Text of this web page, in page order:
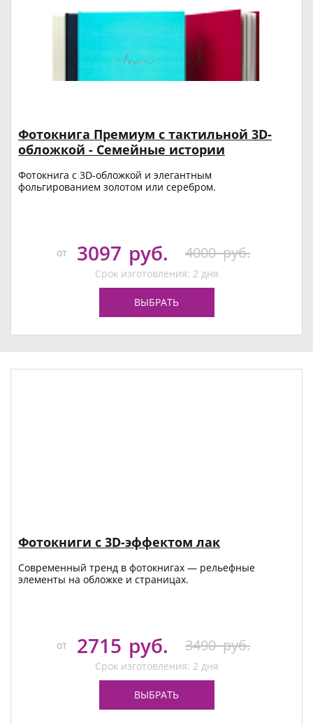
Фотокнига Премиум с тактильной 3D-
обложкой - Семейные истории
Фотокнига с 3D-обложкой и элегантным
фольгированием золотом или серебром.
от 3097 руб. 4000 руб.
Срок изготовления: 2 дня
ВЫБРАТЬ
Фотокниги с 3D-эффектом лак
Современный тренд в фотокнигах — рельефные
элементы на обложке и страницах.
от 2715 руб. 3490 руб.
Срок изготовления: 2 дня
ВЫБРАТЬ